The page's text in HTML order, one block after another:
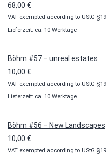
68,00 €
VAT exempted according to UStG §19
Lieferzeit: ca. 10 Werktage
Böhm #57 – unreal estates
10,00 €
VAT exempted according to UStG §19
Lieferzeit: ca. 10 Werktage
Böhm #56 – New Landscapes
10,00 €
VAT exempted according to UStG §19